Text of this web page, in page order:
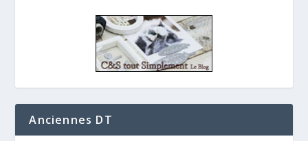
Anciennes DT